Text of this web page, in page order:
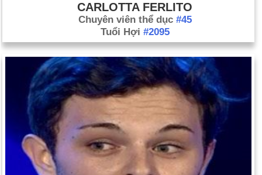
CARLOTTA FERLITO
Chuyên viên thể dục #45
Tuổi Hợi #2095